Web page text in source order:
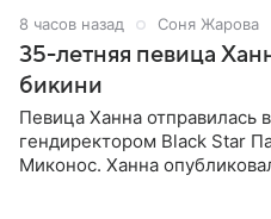
8 часов назад Соня Жарова
35-летняя певица
бикини
Певица Ханна отправилась
гендиректором Black Star
Миконос. Ханна